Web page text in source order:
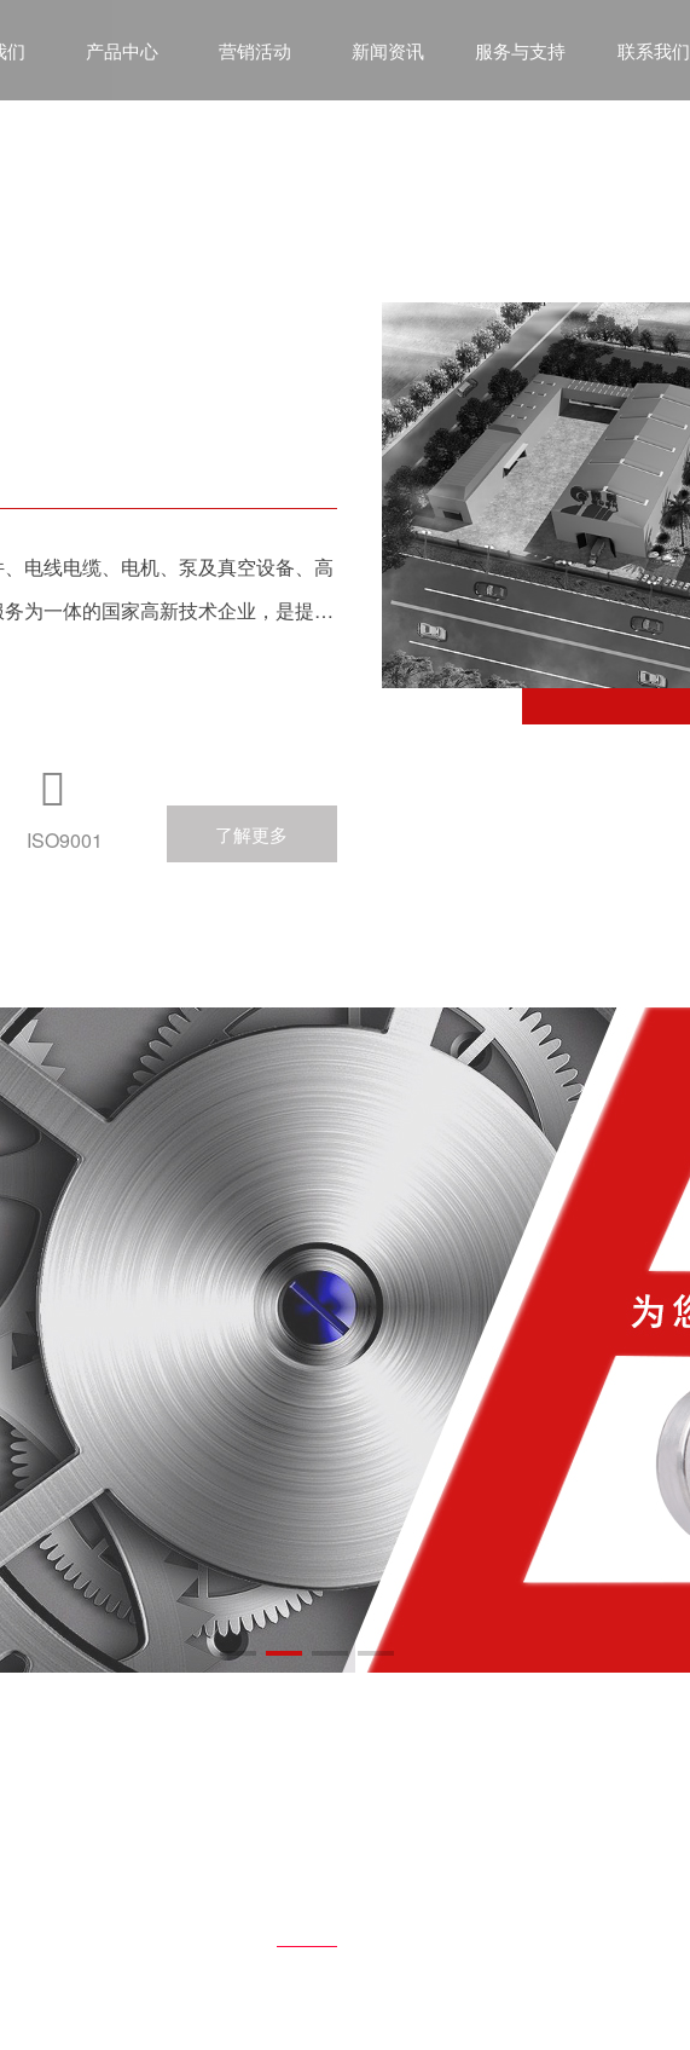
们 产品中心 营销活动 新闻资讯 服务与支持 联系我们
专业焊割系列
机电行业解决方案专家
电线电缆、电机、泵及真空设备、高
为一体的国家高新技术企业，是提供
空设备类等的中高端产品。企业重视
不断完善管理机制和激励机制，营造
明专利(含受理或实质性审核阶段)、
新技术企业研发中心”、“浙江省高
行为规范企业”、
温岭市“十强对外经济合作企业”等荣
色发展，共享财富”的经营理念与“专
续转型升级调整产品结构、提升产
源、高效率气体保护焊、高效节能漩
心产品不断钻研研发投入、深耕细
：成为行业领航者，成就全面可持续

ISO9001 了解更多